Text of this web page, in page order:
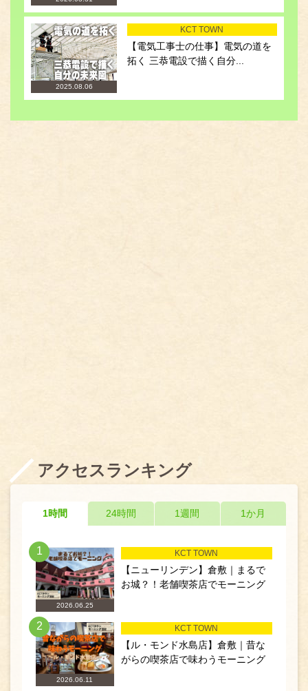
2025.08.06
KCT TOWN
【電気工事士の仕事】電気の道を
拓く 三恭電設で描く自分...
アクセスランキング
1時間 24時間 1週間 1か月
1
2026.06.25
KCT TOWN
【ニューリンデン】倉敷｜まるで
お城？！老舗喫茶店でモーニング
2
2026.06.11
KCT TOWN
【ル・モンド水島店】倉敷｜昔な
がらの喫茶店で味わうモーニング